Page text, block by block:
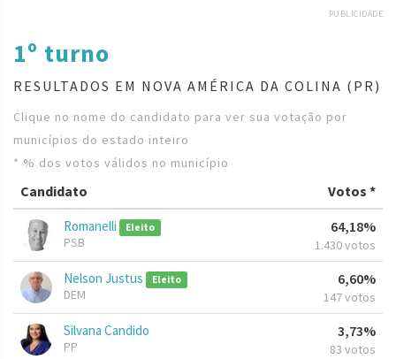
PUBLICIDADE
1º turno
RESULTADOS EM NOVA AMÉRICA DA COLINA (PR)
Clique no nome do candidato para ver sua votação por
municípios do estado inteiro
* % dos votos válidos no município
Candidato Votos *
Romanelli Eleito
PSB
64,18%
1.430 votos
Nelson Justus Eleito
DEM
6,60%
147 votos
Silvana Candido
PP
3,73%
83 votos